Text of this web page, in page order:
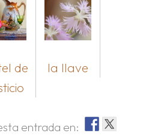
de
la llave
entrada en: